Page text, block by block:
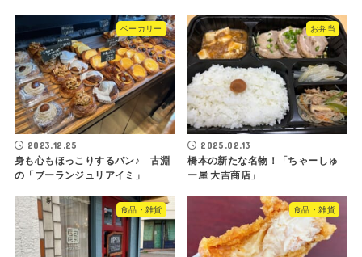
ベーカリー
2023.12.25
身も心もほっこりするパン♪ 古淵
の「ブーランジュリアイミ」
お弁当
2025.02.13
橋本の新たな名物！「ちゃーしゅ
ー屋 大吉商店」
食品・雑貨 食品・雑貨